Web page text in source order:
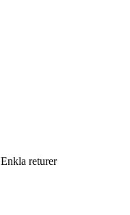
Enkla returer